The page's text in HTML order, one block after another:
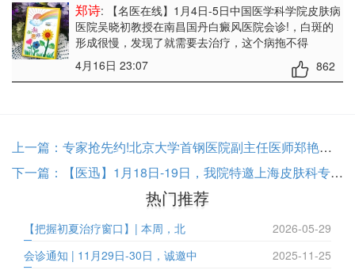
郑诗: 【名医在线】1月4日-5日中国医学科学院皮肤病
医院吴晓初教授在南昌国丹白癜风医院会诊! ，白斑的
形成很慢，发现了就需要去治疗，这个病拖不得
4月16日 23:07
862
上一篇： 专家抢先约!北京大学首钢医院副主任医师郑艳红将于12月14日-12月15日坐诊南昌国丹医院。
下一篇：
【医迅】1月18日-19日，我院特邀上海皮肤科专家李秀丽教授莅临会诊
热门推荐
【把握初夏治疗窗口】| 本周，北
2026-05-29
会诊通知 | 11月29日-30日，诚邀中
2025-11-25